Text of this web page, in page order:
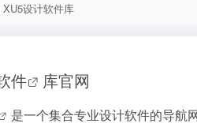
XU5设计软件库
件 库官网
是一个集合专业设计软件的导航